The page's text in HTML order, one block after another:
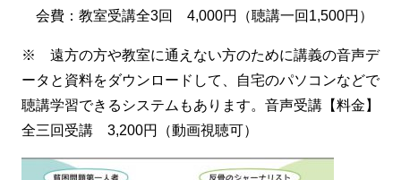
会費：教室受講全3回 4,000円（聴講一回1,500円）
※ 遠方の方や教室に通えない方のために講義の音声デ
ータと資料をダウンロードして、自宅のパソコンなどで
聴講学習できるシステムもあります。音声受講【料金】
全三回受講 3,200円（動画視聴可）